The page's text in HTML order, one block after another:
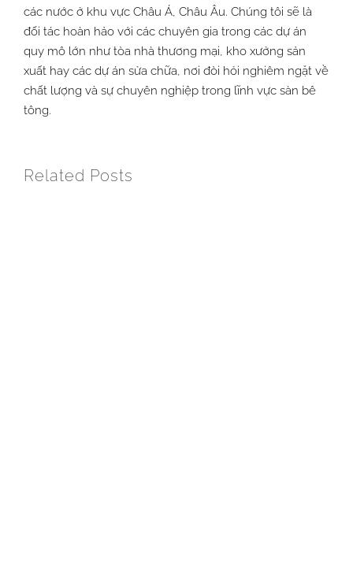
các nước ở khu vực Châu Á, Châu Âu. Chúng tôi sẽ là
đối tác hoàn hảo với các chuyên gia trong các dự án
quy mô lớn như tòa nhà thương mại, kho xưởng sản
xuất hay các dự án sửa chữa, nơi đòi hỏi nghiêm ngặt về
chất lượng và sự chuyên nghiệp trong lĩnh vực sàn bê
tông.
Related Posts